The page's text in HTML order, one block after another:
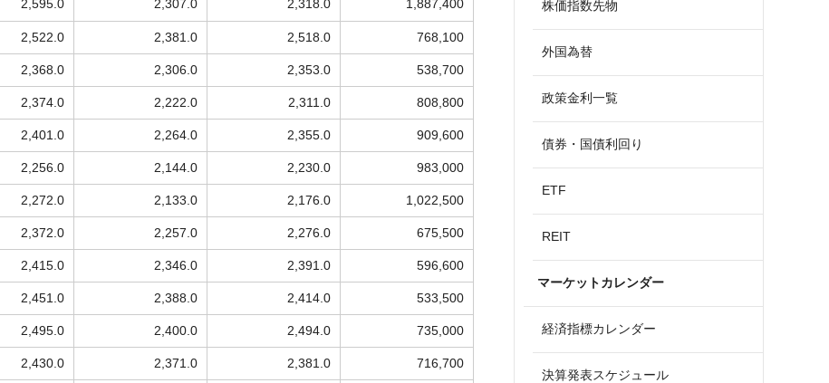
2,595.0 2,307.0 2,318.0 1,887,400
2,522.0 2,381.0 2,518.0 768,100
2,368.0 2,306.0 2,353.0 538,700
2,374.0 2,222.0 2,311.0 808,800
2,401.0 2,264.0 2,355.0 909,600
2,256.0 2,144.0 2,230.0 983,000
2,272.0 2,133.0 2,176.0 1,022,500
2,372.0 2,257.0 2,276.0 675,500
2,415.0 2,346.0 2,391.0 596,600
2,451.0 2,388.0 2,414.0 533,500
2,495.0 2,400.0 2,494.0 735,000
2,430.0 2,371.0 2,381.0 716,700
株価指数先物
外国為替
政策金利一覧
債券・国債利回り
ETF
REIT
マーケットカレンダー
経済指標カレンダー
決算発表スケジュール